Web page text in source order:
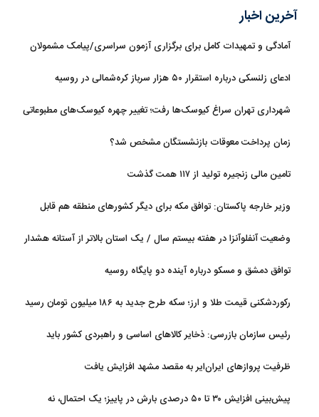
آخرین اخبار
آمادگی و تمهیدات کامل برای برگزاری آزمون سراسری/پیامک مشمولان
ادعای زلنسکی درباره استقرار ۵۰ هزار سرباز کره‌شمالی در روسیه
شهرداری تهران سراغ کیوسک‌ها رفت؛ تغییر چهره کیوسک‌های مطبوعاتی
زمان پرداخت معوقات بازنشستگان مشخص شد؟
تامین مالی زنجیره تولید از ۱۱۷ همت گذشت
وزیر خارجه پاکستان: توافق مکه برای دیگر کشورهای منطقه هم قابل
وضعیت آنفلوآنزا در هفته بیستم سال / یک استان بالاتر از آستانه هشدار
توافق دمشق و مسکو درباره آینده دو پایگاه روسیه
رکوردشکنی قیمت طلا و ارز؛ سکه طرح جدید به ۱۸۶ میلیون تومان رسید
رئیس سازمان بازرسی: ذخایر کالاهای اساسی و راهبردی کشور باید
ظرفیت پروازهای ایران‌ایر به مقصد مشهد افزایش یافت
پیش‌بینی افزایش ۳۰ تا ۵۰ درصدی بارش در پاییز؛ یک احتمال، نه